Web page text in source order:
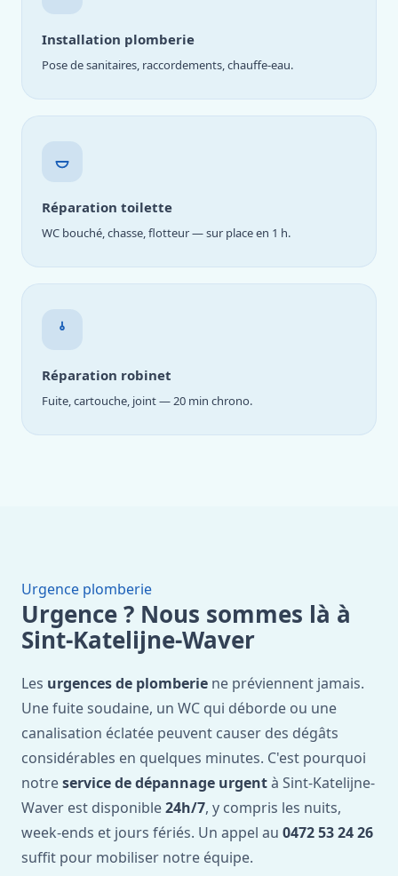
Installation plomberie
Pose de sanitaires, raccordements, chauffe-eau.
Réparation toilette
WC bouché, chasse, flotteur — sur place en 1 h.
Réparation robinet
Fuite, cartouche, joint — 20 min chrono.
Urgence plomberie
Urgence ? Nous sommes là à
Sint-Katelijne-Waver
Les urgences de plomberie ne préviennent jamais.
Une fuite soudaine, un WC qui déborde ou une
canalisation éclatée peuvent causer des dégâts
considérables en quelques minutes. C'est pourquoi
notreservice de dépannage urgentà Sint-Katelijne-
Waver est disponible24h/7, y compris les nuits,
week-ends et jours fériés. Un appel au 0472 53 24 26
suffit pour mobiliser notre équipe.